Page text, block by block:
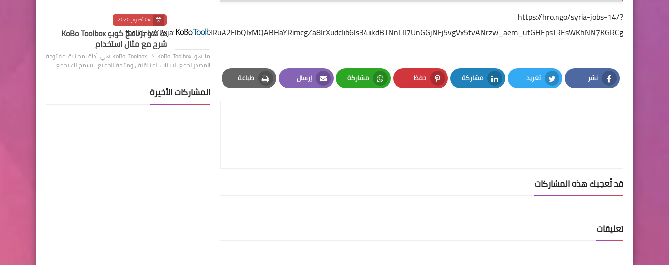
https://hro.ngo/syria-jobs-14/?
fbclid=IwY2xjawEmualleHRuA2FlbQIxMQABHaYRimcgZa8IrXudcIib6ls34iikdBTNnLII7UnGGjNFj5vgVx5tvANrzw_aem_utGHEpsTREsWKhNN7KGRCg
نشر
Facebook
تغريد
Twitter
مشاركة
LinkedIn
حفظ
Pinterest
مشاركة
Whatsapp
إرسال
Email
طباعة
Print
قد تُعجبك هذه المشاركات
تعليقات
04 أكتوبر 2020
ما هو برنامج كوبو KoBo Toolbox
شرح مع مثال استخدام
ما هو KoBo Toolbox ؟ KoBo Toolbox هي أداة مجانية مفتوحة
المصدر لجمع البيانات المتنقلة ، ومتاحة للجميع. يسمح لك بجمع …
المشاركات الأخيرة